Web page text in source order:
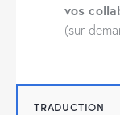
vos
(sur
TRADUCTION